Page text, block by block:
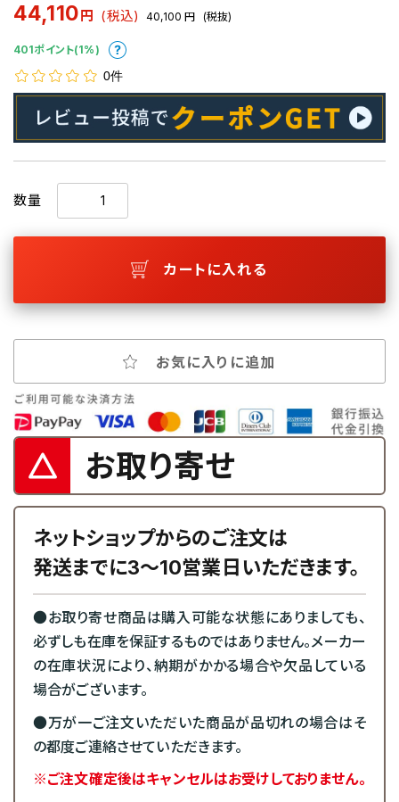
44,110 円 (税込) 40,100 円 (税抜)
401ポイント(1%)
0件
数量
カートに入れる
お気に入りに追加
お取り寄せ
ネットショップからのご注文は
発送までに3～10営業日いただきます。
●お取り寄せ商品は購入可能な状態にありましても、
必ずしも在庫を保証するものではありません。メーカー
の在庫状況により、納期がかかる場合や欠品している
場合がございます。
●万が一ご注文いただいた商品が品切れの場合はそ
の都度ご連絡させていただきます。
※ご注文確定後はキャンセルはお受けしておりません。